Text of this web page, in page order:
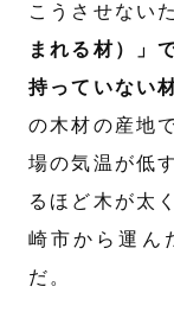
こうさせない
まれる材）」
持っていない
の木材の産地
場の気温が低
るほど木が太
崎市から運ん
だ。